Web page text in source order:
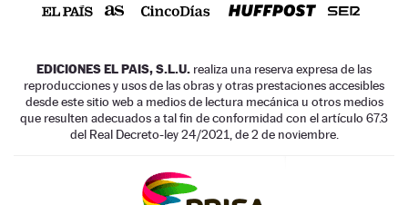
EDICIONES EL PAIS, S.L.U. realiza una reserva expresa de las
reproducciones y usos de las obras y otras prestaciones accesibles
desde este sitio web a medios de lectura mecánica u otros medios
que resulten adecuados a tal fin de conformidad con el artículo 67.3
del Real Decreto-ley 24/2021, de 2 de noviembre.